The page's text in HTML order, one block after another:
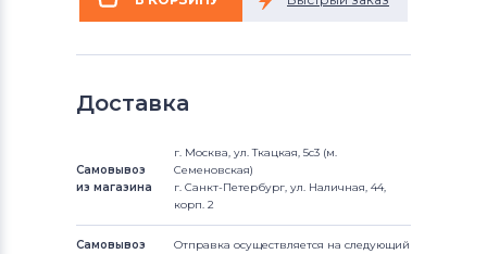
Доставка
Самовывоз
из магазина
г. Москва, ул. Ткацкая, 5с3 (м.
Семеновская)
г. Санкт-Петербург, ул. Наличная, 44,
корп. 2
Самовывоз
Отправка осуществляется на следующий